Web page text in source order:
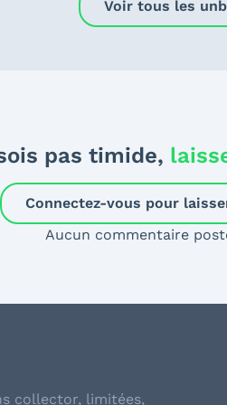
Voir tous les
pas timide,
Connectez-vous pour
Aucun commentaire
collector, limitées,